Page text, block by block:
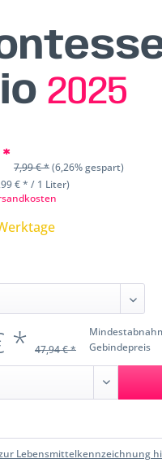
2025
7,99 € *(6,26% gespart)
€ * / 1 Liter)
Gebindepreis
* 47,94 € *
Lebensmittelkennzeichnung